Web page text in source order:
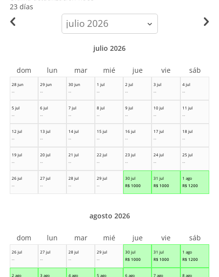
23 días
calendar-
month
28 jun
--
29 jun
--
30 jun
--
1 jul
--
2 jul
--
3 jul
--
4 jul
--
5 jul
--
6 jul
--
7 jul
--
8 jul
--
9 jul
--
10 jul
--
11 jul
--
12 jul
--
13 jul
--
14 jul
--
15 jul
--
16 jul
--
17 jul
--
18 jul
--
19 jul
--
20 jul
--
21 jul
--
22 jul
--
23 jul
--
24 jul
--
25 jul
--
26 jul
--
27 jul
--
28 jul
--
29 jul
--
30 jul
R$ 1000
31 jul
R$ 1000
1 ago
R$ 1200
julio 2026
dom lun mar mié jue vie sáb
26 jul
--
27 jul
--
28 jul
--
29 jul
--
30 jul
R$ 1000
31 jul
R$ 1000
1 ago
R$ 1200
2 ago
3 ago
4 ago
5 ago
6 ago
7 ago
8 ago
agosto 2026
dom lun mar mié jue vie sáb